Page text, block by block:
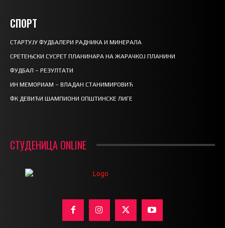
СПОРТ
СТАРТУЈУ ФУДБАЛЕРИ РАДНИКА И МИНЕРАЛА
СРЕТЕЊСКИ СУСРЕТ ПЛАНИНАРА НА ЖАРАЧКОЈ ПЛАНИНИ
ФУДБАЛ – РЕЗУЛТАТИ
ИН МЕМОРИАМ – ВЛАДАН СТАНИМИРОВИЋ
ФК ДЕВИЋИ ШАМПИОНИ ОПШТИНСКЕ ЛИГЕ
СТУДЕНИЦА ONLINE